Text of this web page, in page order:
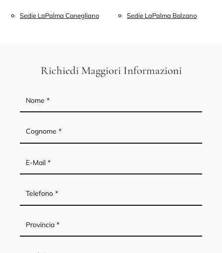
Sedie LaPalma Conegliano Sedie LaPalma Bolzano
Richiedi Maggiori Informazioni